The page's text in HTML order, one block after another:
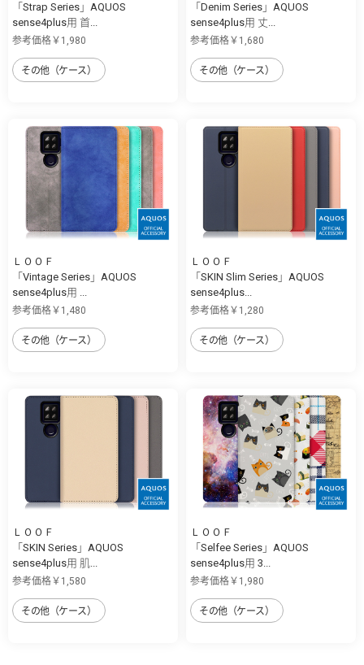
「Strap Series」AQUOS
sense4plus用 首...
参考価格￥1,980
その他（ケース）
「Denim Series」AQUOS
sense4plus用 丈...
参考価格￥1,680
その他（ケース）
ＬＯＯＦ
「Vintage Series」AQUOS
sense4plus用 ...
参考価格￥1,480
その他（ケース）
ＬＯＯＦ
「SKIN Slim Series」AQUOS
sense4plus...
参考価格￥1,280
その他（ケース）
ＬＯＯＦ
「SKIN Series」AQUOS
sense4plus用 肌...
参考価格￥1,580
その他（ケース）
ＬＯＯＦ
「Selfee Series」AQUOS
sense4plus用 3...
参考価格￥1,980
その他（ケース）